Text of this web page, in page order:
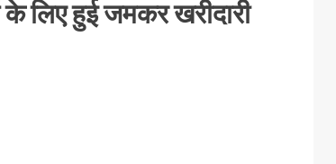
के लिए हुई जमकर खरीदारी